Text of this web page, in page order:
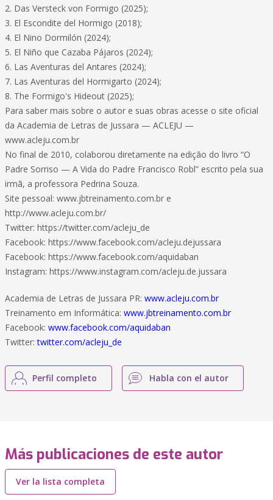
2. Das Versteck von Formigo (2025);
3. El Escondite del Hormigo (2018);
4. El Nino Dormilón (2024);
5. El Niño que Cazaba Pájaros (2024);
6. Las Aventuras del Antares (2024);
7. Las Aventuras del Hormigarto (2024);
8. The Formigo's Hideout (2025);
Para saber mais sobre o autor e suas obras acesse o site oficial
da Academia de Letras de Jussara — ACLEJU —
www.acleju.com.br
No final de 2010, colaborou diretamente na edição do livro “O
Padre Sorriso — A Vida do Padre Francisco Robl” escrito pela sua
irmã, a professora Pedrina Souza.
Site pessoal: www.jbtreinamento.com.br e
http://www.acleju.com.br/
Twitter: https://twitter.com/acleju_de
Facebook: https://www.facebook.com/acleju.dejussara
Facebook: https://www.facebook.com/aquidaban
Instagram: https://www.instagram.com/acleju.de.jussara
Academia de Letras de Jussara PR: www.acleju.com.br
Treinamento em Informática: www.jbtreinamento.com.br
Facebook: www.facebook.com/aquidaban
Twitter:twitter.com/acleju_de
Perfil completo Habla con el autor
Más publicaciones de este autor
Ver la lista completa